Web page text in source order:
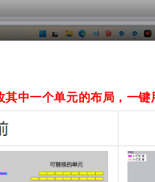
其中一个单元的布局，一